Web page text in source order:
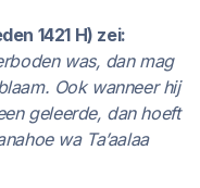
1421 H) zei:
was, dan mag
Ook wanneer hij
geleerde, dan hoeft
wa Ta’aalaa